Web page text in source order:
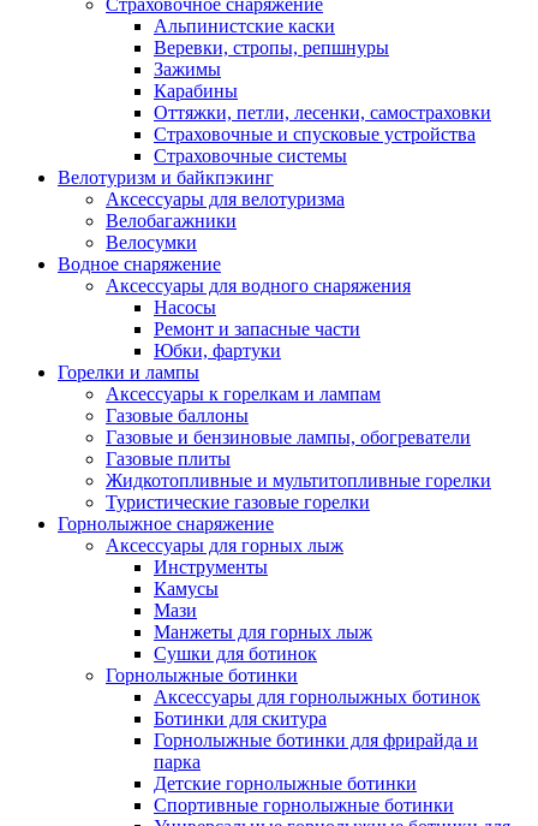
Страховочное снаряжение
Альпинистские каски
Веревки, стропы, репшнуры
Зажимы
Карабины
Оттяжки, петли, лесенки, самостраховки
Страховочные и спусковые устройства
Страховочные системы
Велотуризм и байкпэкинг
Аксессуары для велотуризма
Велобагажники
Велосумки
Водное снаряжение
Аксессуары для водного снаряжения
Насосы
Ремонт и запасные части
Юбки, фартуки
Горелки и лампы
Аксессуары к горелкам и лампам
Газовые баллоны
Газовые и бензиновые лампы, обогреватели
Газовые плиты
Жидкотопливные и мультитопливные горелки
Туристические газовые горелки
Горнолыжное снаряжение
Аксессуары для горных лыж
Инструменты
Камусы
Мази
Манжеты для горных лыж
Сушки для ботинок
Горнолыжные ботинки
Аксессуары для горнолыжных ботинок
Ботинки для скитура
Горнолыжные ботинки для фрирайда и
парка
Детские горнолыжные ботинки
Спортивные горнолыжные ботинки